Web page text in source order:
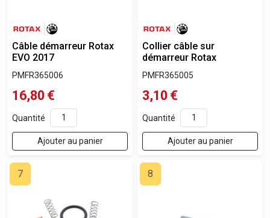
Câble démarreur Rotax
EVO 2017
PMFR365006
16,80 €
Quantité
Ajouter au panier
Collier câble sur
démarreur Rotax
PMFR365005
3,10 €
Quantité
Ajouter au panier
7 8